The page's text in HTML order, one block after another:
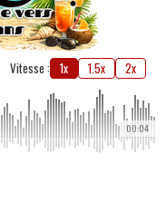
Vitesse : 1x 1.5x 2x
00:04